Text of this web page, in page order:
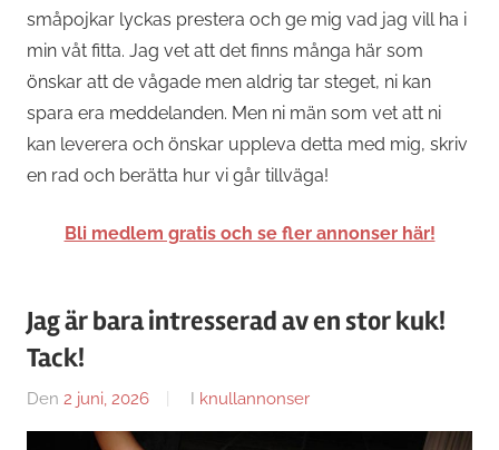
småpojkar lyckas prestera och ge mig vad jag vill ha i
min våt fitta. Jag vet att det finns många här som
önskar att de vågade men aldrig tar steget, ni kan
spara era meddelanden. Men ni män som vet att ni
kan leverera och önskar uppleva detta med mig, skriv
en rad och berätta hur vi går tillväga!
Bli medlem gratis och se fler annonser här!
Jag är bara intresserad av en stor kuk!
Tack!
Den 2 juni, 2026
Av
Caroline
knullannonser